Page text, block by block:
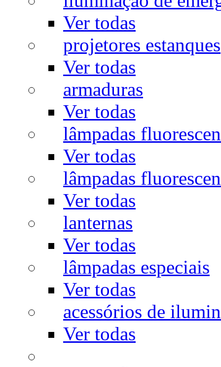
Ver todas
projetores estanques
Ver todas
armaduras
Ver todas
lâmpadas
Ver todas
lâmpadas
Ver todas
lanternas
Ver todas
lâmpadas especiais
Ver todas
acessórios de
Ver todas